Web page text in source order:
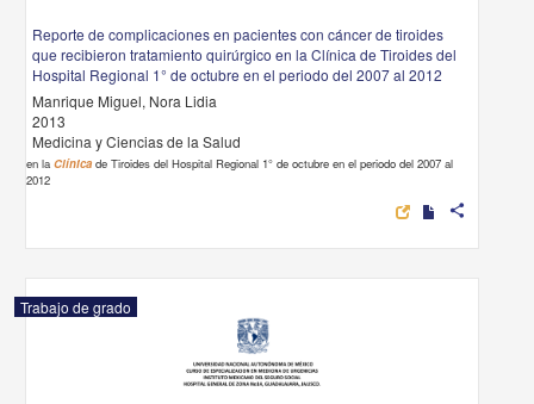
Reporte de complicaciones en pacientes con cáncer de tiroides
que recibieron tratamiento quirúrgico en la Clínica de Tiroides del
Hospital Regional 1° de octubre en el periodo del 2007 al 2012
Manrique Miguel, Nora Lidia
2013
Medicina y Ciencias de la Salud
en laClínica de Tiroides del Hospital Regional 1° de octubre en el periodo del 2007 al
2012
share
Trabajo de grado